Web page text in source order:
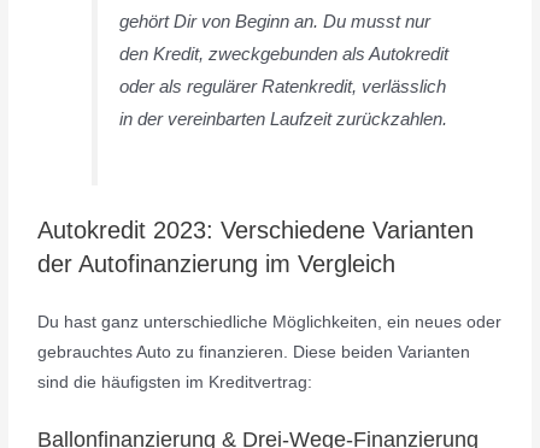
gehört Dir von Beginn an. Du musst nur
den Kredit, zweckgebunden als Autokredit
oder als regulärer Ratenkredit, verlässlich
in der vereinbarten Laufzeit zurückzahlen.
Autokredit 2023: Verschiedene Varianten
der Autofinanzierung im Vergleich
Du hast ganz unterschiedliche Möglichkeiten, ein neues oder
gebrauchtes Auto zu finanzieren. Diese beiden Varianten
sind die häufigsten im Kreditvertrag:
Ballonfinanzierung & Drei-Wege-Finanzierung